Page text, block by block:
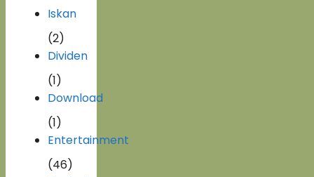
Iskan
(2)
Dividen
(1)
Download
(1)
Entertainment
(46)